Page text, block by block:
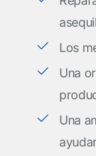
Los
Una
Una